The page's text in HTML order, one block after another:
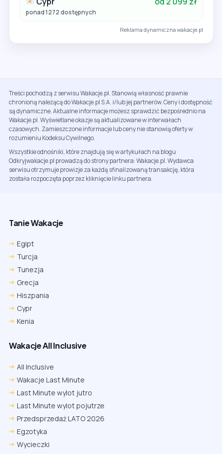
ponad 1272 dostępnych
Reklama dynamiczna wakacje.pl
Treści pochodzą z serwisu Wakacje.pl. Stanowią własność prawnie
chronioną należącą do Wakacje.pl S.A. i/lub jej partnerów. Ceny i dostępność
są dynamiczne. Aktualne informacje możesz sprawdzić bezpośrednio na
Wakacje.pl. Wyświetlane okazje są aktualizowane w interwałach
czasowych. Zamieszczone informacje lub ceny nie stanowią oferty w
rozumieniu Kodeksu Cywilnego.
Wszystkie odnośniki, które znajdują się w artykułach na blogu
Odkryjwakacje.pl prowadzą do strony partnera: Wakacje.pl. Wydawca
serwisu otrzymuje prowizje za każdą sfinalizowaną transakcję, która
została rozpoczęta poprzez kliknięcie linku partnera.
Tanie Wakacje
Egipt
Turcja
Tunezja
Grecja
Hiszpania
Cypr
Kenia
Wakacje All Inclusive
All Inclusive
Wakacje Last Minute
Last Minute wylot jutro
Last Minute wylot pojutrze
Przedsprzedaż LATO 2026
Egzotyka
Wycieczki